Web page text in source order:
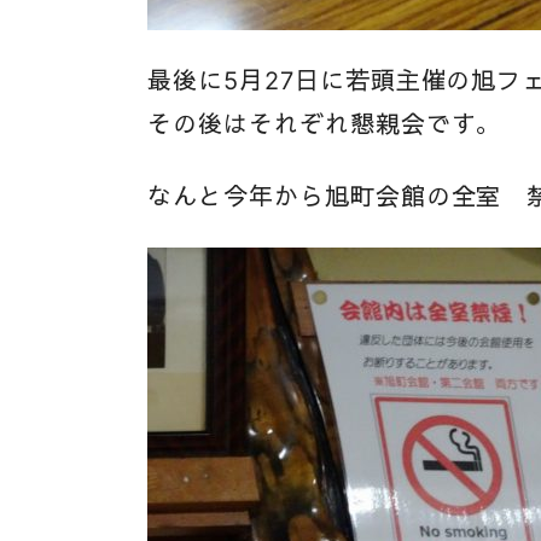
最後に5月27日に若頭主催の旭フ
その後はそれぞれ懇親会です。
なんと今年から旭町会館の全室